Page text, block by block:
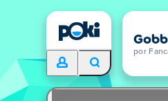
por